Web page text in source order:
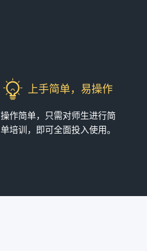
上手简单，易操作
操作简单，只需对师生进行简
单培训，即可全面投入使用。